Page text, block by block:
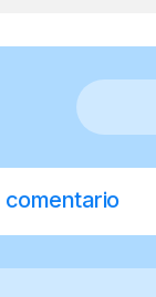
comentario